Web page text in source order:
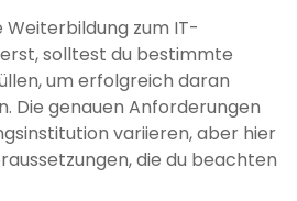
Weiterbildung zum IT-
solltest du bestimmte
um erfolgreich daran
Die genauen Anforderungen
variieren, aber hier
die du beachten